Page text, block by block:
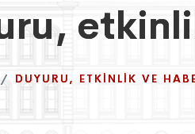
DUYURU, ETKINLIK VE
DUYURU, ETKINLIK VE
DUYURU, ETKINLIK VE